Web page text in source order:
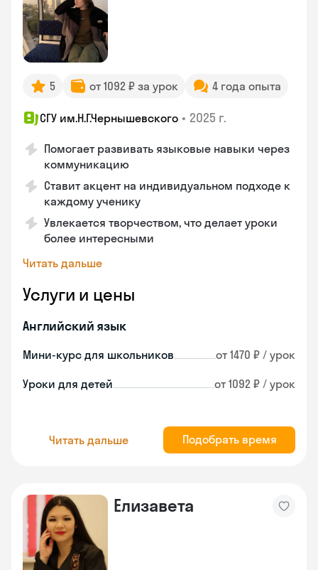
5 от 1092 ₽ за урок 4 года опыта
СГУ им.Н.Г.Чернышевского • 2025 г.
Помогает развивать языковые навыки через
коммуникацию
Ставит акцент на индивидуальном подходе к
каждому ученику
Увлекается творчеством, что делает уроки
более интересными
Читать дальше
Услуги и цены
Английский язык
Мини-курс для школьников от 1470 ₽ / урок
Уроки для детей от 1092 ₽ / урок
Читать дальше Подобрать время
Елизавета